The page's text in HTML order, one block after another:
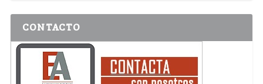
CONTACTO